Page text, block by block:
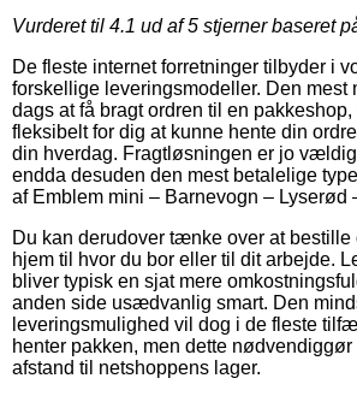
Vurderet til 4.1 ud af 5 stjerner baseret
De fleste internet forretninger tilbyder i
forskellige leveringsmodeller. Den mest
dags at få bragt ordren til en
fleksibelt for dig at kunne hente din
din hverdag. Fragtløsningen er jo
endda desuden den mest betalelige
af Emblem mini – Barnevogn – Lyserød
Du kan derudover tænke over at bestille
hjem til hvor du bor eller til dit arbejde.
bliver typisk en sjat mere
anden side usædvanlig smart. Den
leveringsmulighed vil dog i de fleste
henter pakken, men dette
afstand til netshoppens lager.